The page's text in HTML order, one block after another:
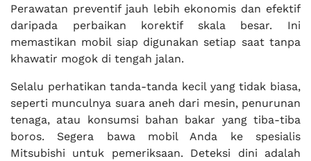
Perawatan preventif jauh lebih ekonomis dan efektif
daripada perbaikan korektif skala besar. Ini
memastikan mobil siap digunakan setiap saat tanpa
khawatir mogok di tengah jalan.
Selalu perhatikan tanda-tanda kecil yang tidak biasa,
seperti munculnya suara aneh dari mesin, penurunan
tenaga, atau konsumsi bahan bakar yang tiba-tiba
boros. Segera bawa mobil Anda ke spesialis
Mitsubishi untuk pemeriksaan. Deteksi dini adalah